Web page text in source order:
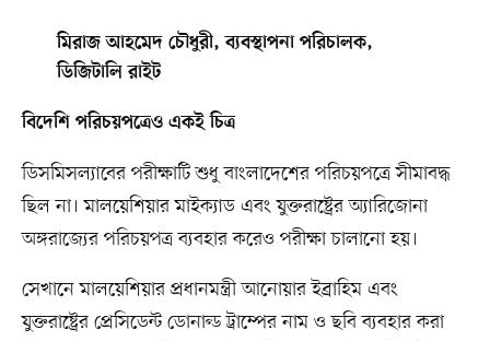
মিরাজ আহমেদ চৌধুরী, ব্যবস্থাপনা পরিচালক,
ডিজিটালি রাইট
বিদেশি পরিচয়পত্রেও একই চিত্র
ডিসমিসল্যাবের পরীক্ষাটি শুধু বাংলাদেশের পরিচয়পত্রে সীমাবদ্ধ
ছিল না। মালয়েশিয়ার মাইক্যাড এবং যুক্তরাষ্ট্রের অ্যারিজোনা
অঙ্গরাজ্যের পরিচয়পত্র ব্যবহার করেও পরীক্ষা চালানো হয়।
সেখানে মালয়েশিয়ার প্রধানমন্ত্রী আনোয়ার ইব্রাহিম এবং
যুক্তরাষ্ট্রের প্রেসিডেন্ট ডোনাল্ড ট্রাম্পের নাম ও ছবি ব্যবহার করা